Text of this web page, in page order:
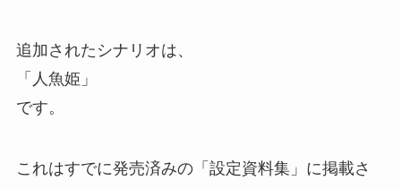
追加されたシナリオは、
「人魚姫」
です。
これはすでに発売済みの「設定資料集」に掲載さ